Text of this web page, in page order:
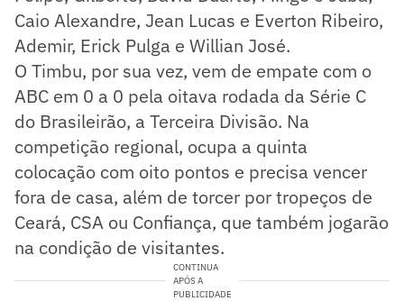
Caio Alexandre, Jean Lucas e Everton Ribeiro,
Ademir, Erick Pulga e Willian José.
O Timbu, por sua vez, vem de empate com o
ABC em 0 a 0 pela oitava rodada da Série C
do Brasileirão, a Terceira Divisão. Na
competição regional, ocupa a quinta
colocação com oito pontos e precisa vencer
fora de casa, além de torcer por tropeços de
Ceará, CSA ou Confiança, que também jogarão
na condição de visitantes.
CONTINUA
APÓS A
PUBLICIDADE